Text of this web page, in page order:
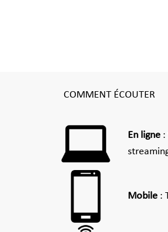
COMMENT ÉCOUTER
En ligne :
Mobile :